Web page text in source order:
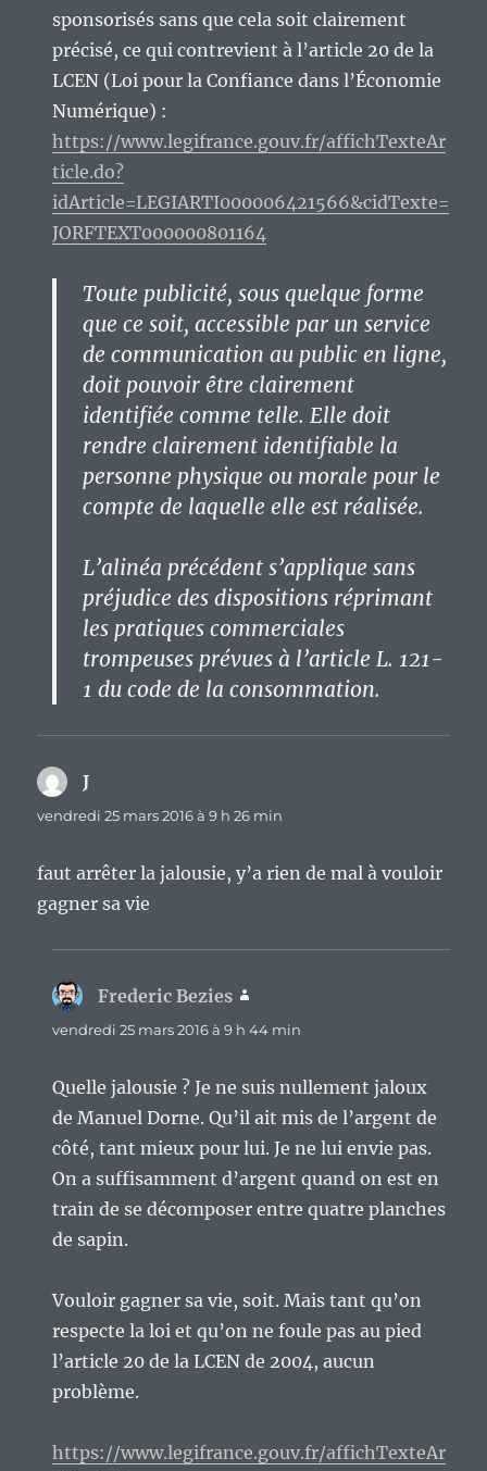
sponsorisés sans que cela soit clairement
précisé, ce qui contrevient à l’article 20 de la
LCEN (Loi pour la Confiance dans l’Économie
Numérique) :
https://www.legifrance.gouv.fr/affichTexteAr
ticle.do?
idArticle=LEGIARTI000006421566&cidTexte=
JORFTEXT000000801164
Toute publicité, sous quelque forme
que ce soit, accessible par un service
de communication au public en ligne,
doit pouvoir être clairement
identifiée comme telle. Elle doit
rendre clairement identifiable la
personne physique ou morale pour le
compte de laquelle elle est réalisée.
L’alinéa précédent s’applique sans
préjudice des dispositions réprimant
les pratiques commerciales
trompeuses prévues à l’article L. 121-
1 du code de la consommation.
J
vendredi 25 mars 2016 à 9 h 26 min
faut arrêter la jalousie, y’a rien de mal à vouloir
gagner sa vie
Frederic Bezies
vendredi 25 mars 2016 à 9 h 44 min
Quelle jalousie ? Je ne suis nullement jaloux
de Manuel Dorne. Qu’il ait mis de l’argent de
côté, tant mieux pour lui. Je ne lui envie pas.
On a suffisamment d’argent quand on est en
train de se décomposer entre quatre planches
de sapin.
Vouloir gagner sa vie, soit. Mais tant qu’on
respecte la loi et qu’on ne foule pas au pied
l’article 20 de la LCEN de 2004, aucun
problème.
https://www.legifrance.gouv.fr/affichTexteAr